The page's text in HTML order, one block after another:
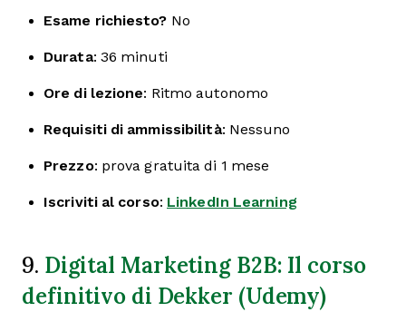
Esame richiesto? No
Durata: 36 minuti
Ore di lezione: Ritmo autonomo
Requisiti di ammissibilità: Nessuno
Prezzo: prova gratuita di 1 mese
Iscriviti al corso: LinkedIn Learning
9. Digital Marketing B2B: Il corso
definitivo di Dekker (Udemy)